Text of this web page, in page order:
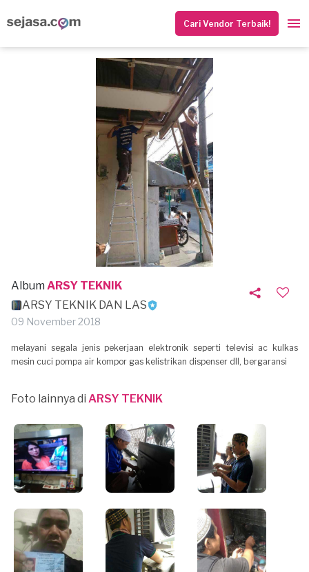
Cari Vendor Terbaik!
Album ARSY TEKNIK
ARSY TEKNIK DAN LAS
09 November 2018
melayani segala jenis pekerjaan elektronik seperti televisi ac kulkas
mesin cuci pompa air kompor gas kelistrikan dispenser dll, bergaransi
Foto lainnya di ARSY TEKNIK